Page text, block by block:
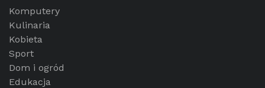
Komputery
Kulinaria
Kobieta
Sport
Dom i ogród
Edukacja